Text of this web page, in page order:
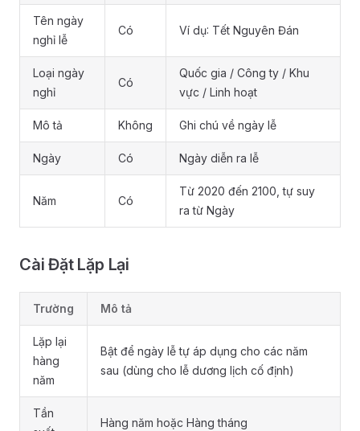
Tên ngày
nghỉ lễ
Có Ví dụ: Tết Nguyên Đán
Loại ngày
nghỉ
Có
Quốc gia / Công ty / Khu
vực / Linh hoạt
Mô tả Không Ghi chú về ngày lễ
Ngày Có Ngày diễn ra lễ
Năm Có
Từ 2020 đến 2100, tự suy
ra từ Ngày
Cài Đặt Lặp Lại
Trường Mô tả
Lặp lại
hàng
năm
Bật để ngày lễ tự áp dụng cho các năm
sau (dùng cho lễ dương lịch cố định)
Tần
Hàng năm hoặc Hàng tháng